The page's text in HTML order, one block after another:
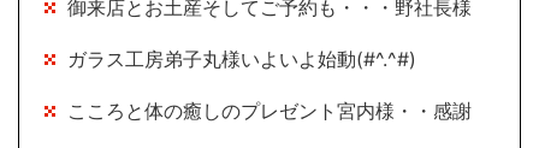
御来店とお土産そしてご予約も・・・野社長様
ガラス工房弟子丸様いよいよ始動(#^.^#)
こころと体の癒しのプレゼント宮内様・・感謝